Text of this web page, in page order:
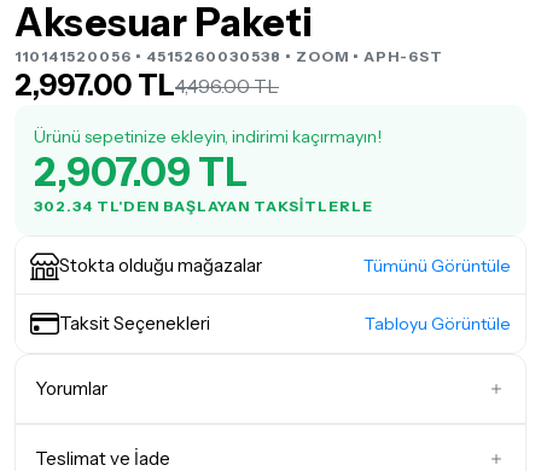
Aksesuar Paketi
110141520056 • 4515260030538 • ZOOM • APH-6ST
2,997.00 TL4,496.00 TL
Ürünü sepetinize ekleyin, indirimi kaçırmayın!
2,907.09 TL
302.34 TL'DEN BAŞLAYAN TAKSITLERLE
Stokta olduğu mağazalar Tümünü Görüntüle
Taksit Seçenekleri Tabloyu Görüntüle
Yorumlar
Teslimat ve İade